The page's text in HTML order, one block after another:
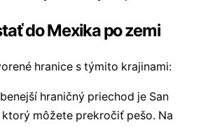
do Mexika po zemi
hranice s týmito krajinami:
hraničný priechod je San
ktorý môžete prekročiť pešo. Na